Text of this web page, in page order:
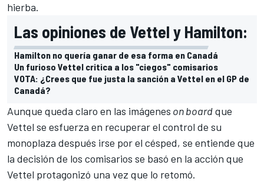
hierba.
Las opiniones de Vettel y Hamilton:
Hamilton no quería ganar de esa forma en Canadá
Un furioso Vettel critica a los "ciegos" comisarios
VOTA: ¿Crees que fue justa la sanción a Vettel en el GP de
Canadá?
Aunque queda claro en las imágenes on boardque
Vettel se esfuerza en recuperar el control de su
monoplaza después irse por el césped, se entiende que
la decisión de los comisarios se basó en la acción que
Vettel protagonizó una vez que lo retomó.